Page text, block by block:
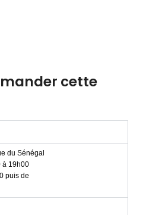
cette
du Sénégal
à 19h00
puis de